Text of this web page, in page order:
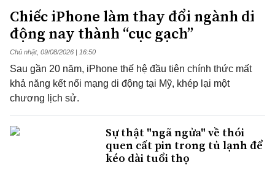
Chiếc iPhone làm thay đổi ngành di
động nay thành “cục gạch”
Chủ nhật, 09/08/2026 | 16:50
Sau gần 20 năm, iPhone thế hệ đầu tiên chính thức mất
khả năng kết nối mạng di động tại Mỹ, khép lại một
chương lịch sử.
Sự thật "ngã ngửa" về thói
quen cất pin trong tủ lạnh để
kéo dài tuổi thọ